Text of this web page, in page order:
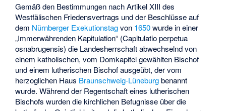
Gemäß den Bestimmungen nach Artikel XIII des
Westfälischen Friedensvertrags und der Beschlüsse auf
dem Nürnberger Exekutionstagvon 1650wurde in einer
„Immerwährenden Kapitulation“ (Capitulatio perpetua
osnabrugensis) die Landesherrschaft abwechselnd von
einem katholischen, vom Domkapitel gewählten Bischof
und einem lutherischen Bischof ausgeübt, der vom
herzoglichen Haus Braunschweig-Lüneburgbenannt
wurde. Während der Regentschaft eines lutherischen
Bischofs wurden die kirchlichen Befugnisse über die